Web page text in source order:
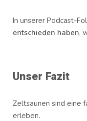
In unserer Podcast-
entschieden haben,
Unser Fazit
Zeltsaunen sind eine
erleben.